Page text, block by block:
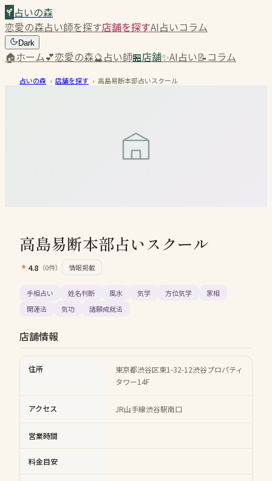
占いの森
恋愛の森占い師を探す店舗を探すAI占いコラム
Dark
🏠ホーム💕恋愛の森🔮占い師🏪店舗✨AI占い📝コラム
占いの森 › 店舗を探す › 高島易断本部占いスクール
高島易断本部占いスクール
4.8 （0件） 情報掲載
手相占い 姓名判断 風水 気学 方位気学
家相
開運法
気功 諸願成就法
店舗情報
住所
東京都渋谷区東1-32-12渋谷プロパティ
タワー14F
アクセス JR山手線渋谷駅南口
営業時間
料金目安